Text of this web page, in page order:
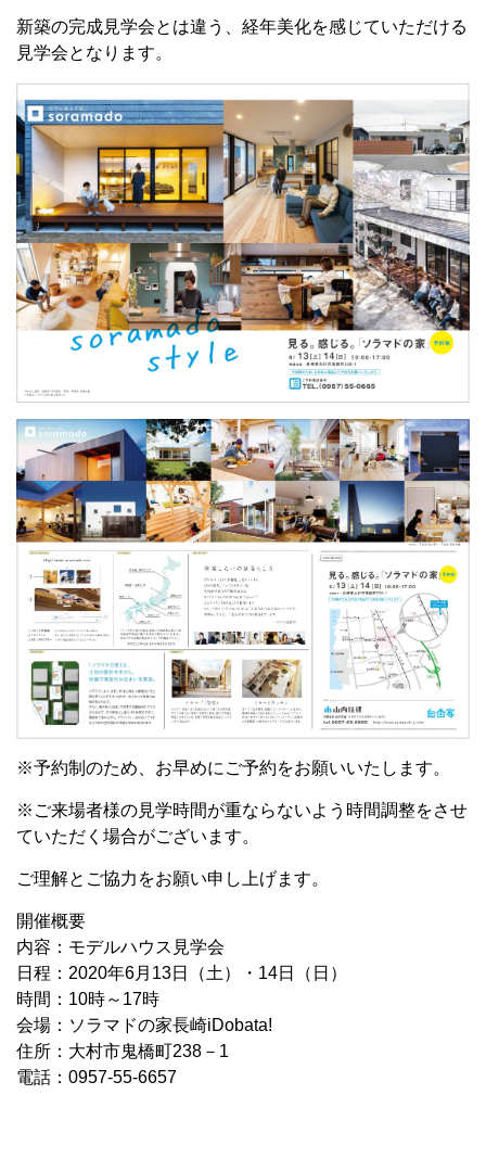
新築の完成見学会とは違う、経年美化を感じていただける
見学会となります。
※予約制のため、お早めにご予約をお願いいたします。
※ご来場者様の見学時間が重ならないよう時間調整をさせ
ていただく場合がございます。
ご理解とご協力をお願い申し上げます。
開催概要
内容：モデルハウス見学会
日程：2020年6月13日（土）・14日（日）
時間：10時～17時
会場：ソラマドの家長崎iDobata!
住所：大村市鬼橋町238－1
電話：0957-55-6657